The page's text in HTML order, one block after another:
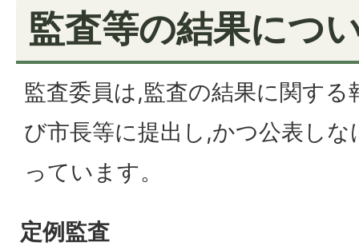
監査等の結果につ
監査委員は,監査の結果に関する
び市長等に提出し,かつ公表し
っています。
定例監査